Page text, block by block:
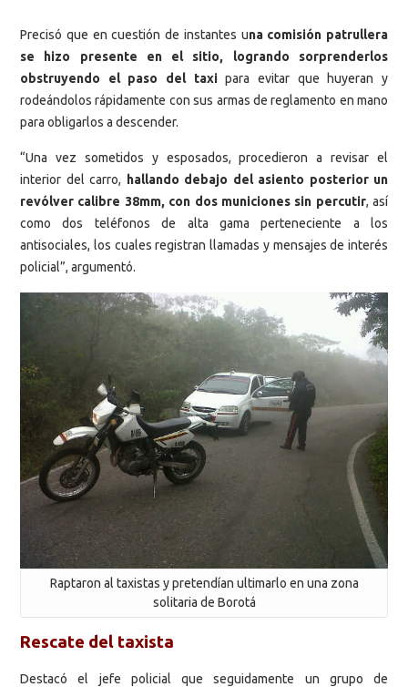
Precisó que en cuestión de instantes una comisión patrullera
se hizo presente en el sitio, logrando sorprenderlos
obstruyendo el paso del taxipara evitar que huyeran y
rodeándolos rápidamente con sus armas de reglamento en mano
para obligarlos a descender.
“Una vez sometidos y esposados, procedieron a revisar el
interior del carro,
hallando debajo del asiento posterior un
revólver calibre 38mm, con dos municiones sin percutir, así
como dos teléfonos de alta gama perteneciente a los
antisociales, los cuales registran llamadas y mensajes de interés
policial”, argumentó.
Raptaron al taxistas y pretendían ultimarlo en una zona
solitaria de Borotá
Rescate del taxista
Destacó el jefe policial que seguidamente un grupo de